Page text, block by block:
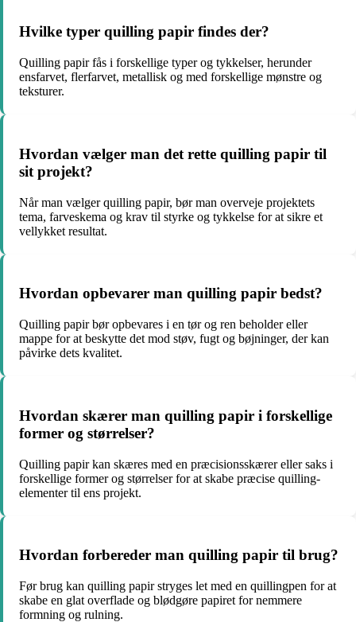
Hvilke typer quilling papir findes der?
Quilling papir fås i forskellige typer og tykkelser, herunder
ensfarvet, flerfarvet, metallisk og med forskellige mønstre og
teksturer.
Hvordan vælger man det rette quilling papir til
sit projekt?
Når man vælger quilling papir, bør man overveje projektets
tema, farveskema og krav til styrke og tykkelse for at sikre et
vellykket resultat.
Hvordan opbevarer man quilling papir bedst?
Quilling papir bør opbevares i en tør og ren beholder eller
mappe for at beskytte det mod støv, fugt og bøjninger, der kan
påvirke dets kvalitet.
Hvordan skærer man quilling papir i forskellige
former og størrelser?
Quilling papir kan skæres med en præcisionsskærer eller saks i
forskellige former og størrelser for at skabe præcise quilling-
elementer til ens projekt.
Hvordan forbereder man quilling papir til brug?
Før brug kan quilling papir stryges let med en quillingpen for at
skabe en glat overflade og blødgøre papiret for nemmere
formning og rulning.